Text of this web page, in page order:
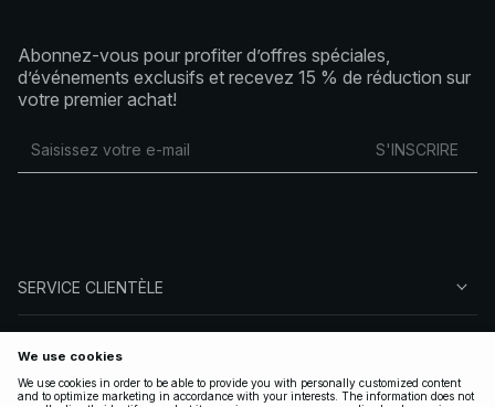
Abonnez-vous pour profiter d’offres spéciales,
d’événements exclusifs et recevez 15 % de réduction sur
votre premier achat!
S'INSCRIRE
SERVICE CLIENTÈLE
SUIVEZ-NOUS